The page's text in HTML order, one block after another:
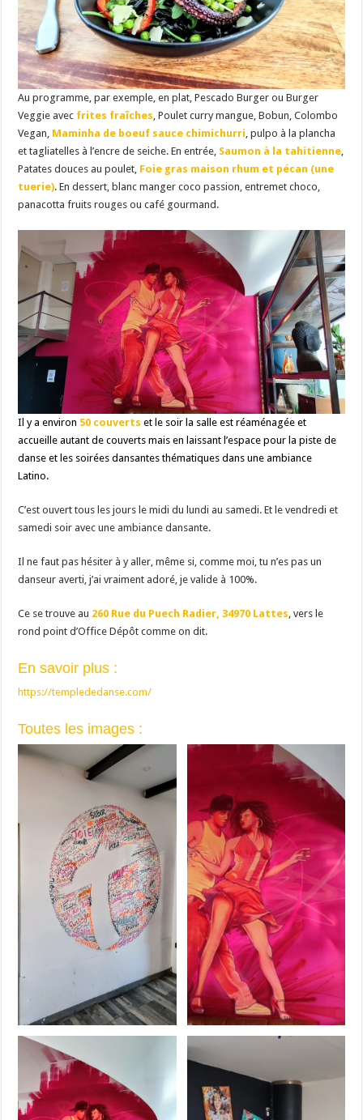
Au programme, par exemple, en plat, Pescado Burger ou Burger
Veggie avec frites fraîches , Poulet curry mangue, Bobun, Colombo
Vegan, Maminha de boeuf sauce chimichurri , pulpo à la plancha
et tagliatelles à l’encre de seiche. En entrée, Saumon à la tahitienne
Patates douces au poulet, Foie gras maison rhum et pécan (une
tuerie). En dessert, blanc manger coco passion, entremet choco,
panacotta fruits rouges ou café gourmand.
Il y a environ 50 couverts et le soir la salle est réaménagée et
accueille autant de couverts mais en laissant l’espace pour la piste de
danse et les soirées dansantes thématiques dans une ambiance
Latino.
C’est ouvert tous les jours le midi du lundi au samedi. Et le vendredi et
samedi soir avec une ambiance dansante.
Il ne faut pas hésiter à y aller, même si, comme moi, tu n’es pas un
danseur averti, j’ai vraiment adoré, je valide à 100%.
Ce se trouve au 260 Rue du Puech Radier, 34970 Lattes , vers le
rond point d’Office Dépôt comme on dit.
En savoir plus :
https://templededanse.com/
Toutes les images :